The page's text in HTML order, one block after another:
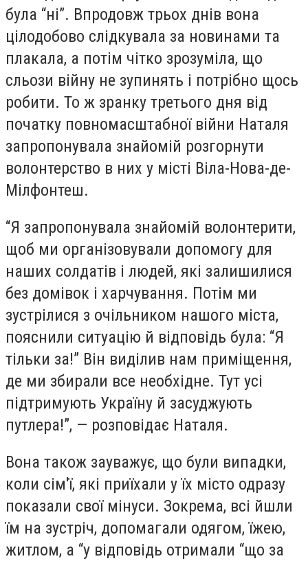
була “ні”. Впродовж трьох днів вона
цілодобово слідкувала за новинами та
плакала, а потім чітко зрозуміла, що
сльози війну не зупинять і потрібно щось
робити. То ж зранку третього дня від
початку повномасштабної війни Наталя
запропонувала знайомій розгорнути
волонтерство в них у місті Віла-Нова-де-
Мілфонтеш.
“Я запропонувала знайомій волонтерити,
щоб ми організовували допомогу для
наших солдатів і людей, які залишилися
без домівок і харчування. Потім ми
зустрілися з очільником нашого міста,
пояснили ситуацію й відповідь була: “Я
тільки за!” Він виділив нам приміщення,
де ми збирали все необхідне. Тут усі
підтримують Україну й засуджують
путлера!”, — розповідає Наталя.
Вона також зауважує, що були випадки,
коли сім'ї, які приїхали у їх місто одразу
показали свої мінуси. Зокрема, всі йшли
їм на зустріч, допомагали одягом, їжею,
житлом, а “у відповідь отримали “що за